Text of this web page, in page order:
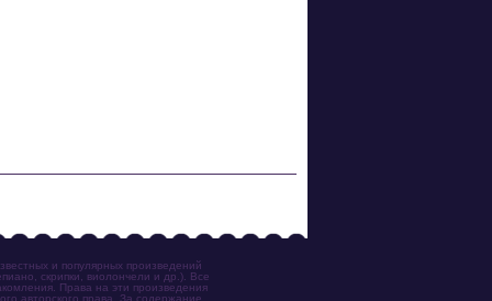
и популярных произведений
скрипки, виолончели и др.). Все
Права на эти произведения